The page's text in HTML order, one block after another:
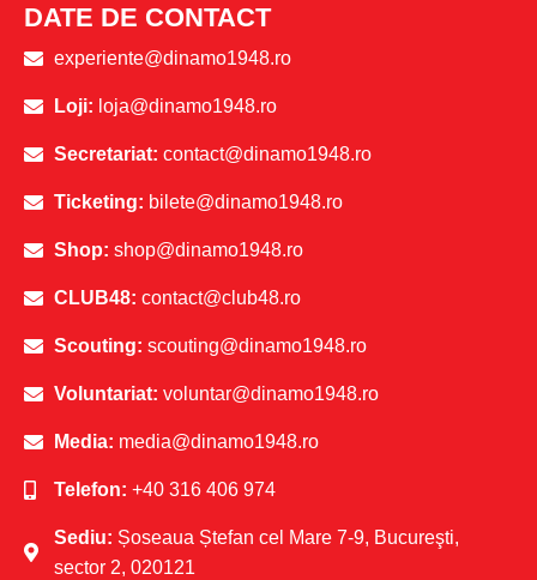
DATE DE CONTACT
experiente@dinamo1948.ro
Loji: loja@dinamo1948.ro
Secretariat: contact@dinamo1948.ro
Ticketing: bilete@dinamo1948.ro
Shop: shop@dinamo1948.ro
CLUB48: contact@club48.ro
Scouting: scouting@dinamo1948.ro
Voluntariat: voluntar@dinamo1948.ro
Media: media@dinamo1948.ro
Telefon: +40 316 406 974
Sediu: Șoseaua Ștefan cel Mare 7-9, Bucureşti,
sector 2, 020121